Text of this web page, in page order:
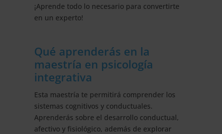
¡Aprende todo lo necesario para convertirte
en un experto!
Qué aprenderás en la
maestría en psicología
integrativa
Esta maestría te permitirá comprender los
sistemas cognitivos y conductuales.
Aprenderás sobre el desarrollo conductual,
afectivo y fisiológico, además de explorar